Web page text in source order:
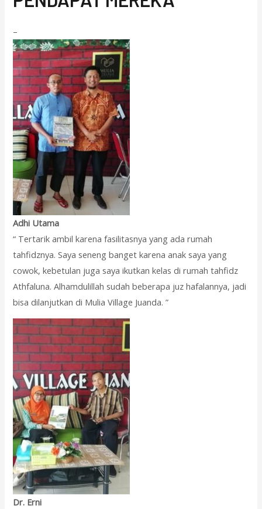
–
Adhi Utama
“ Tertarik ambil karena fasilitasnya yang ada rumah
tahfidznya. Saya seneng banget karena anak saya yang
cowok, kebetulan juga saya ikutkan kelas di rumah tahfidz
Athfaluna. Alhamdulillah sudah beberapa juz hafalannya, jadi
bisa dilanjutkan di Mulia Village Juanda. ”
Dr. Erni